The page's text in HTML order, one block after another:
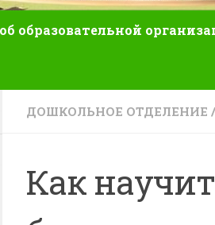
образовательной
ДОШКОЛЬНОЕ ОТДЕЛЕНИЕ /
Как